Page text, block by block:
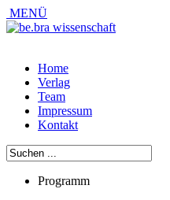
MENÜ
Home
Verlag
Team
Impressum
Kontakt
Programm